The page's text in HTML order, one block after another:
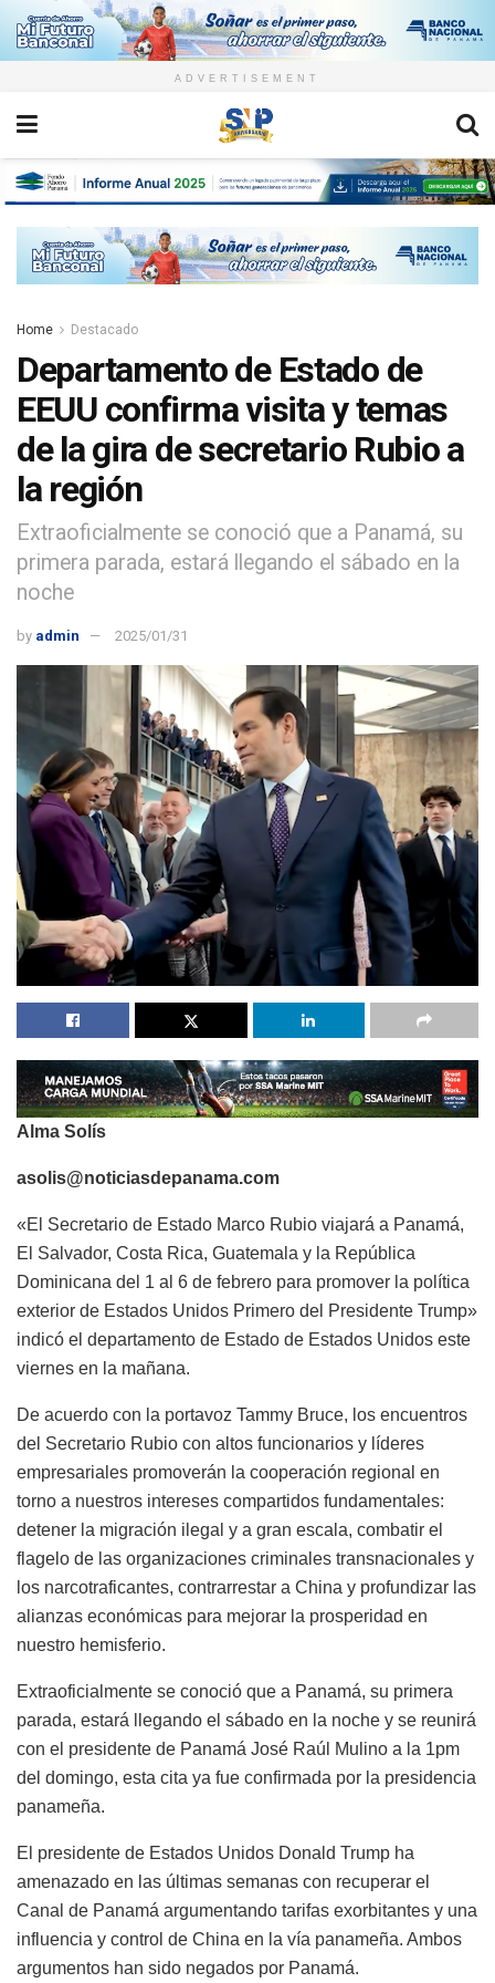
ADVERTISEMENT
Home Destacado
Departamento de Estado de
EEUU confirma visita y temas
de la gira de secretario Rubio a
la región
Extraoficialmente se conoció que a Panamá, su
primera parada, estará llegando el sábado en la
noche
by admin 2025/01/31
Alma Solís
asolis@noticiasdepanama.com
«El Secretario de Estado Marco Rubio viajará a Panamá,
El Salvador, Costa Rica, Guatemala y la República
Dominicana del 1 al 6 de febrero para promover la política
exterior de Estados Unidos Primero del Presidente Trump»
indicó el departamento de Estado de Estados Unidos este
viernes en la mañana.
De acuerdo con la portavoz Tammy Bruce, los encuentros
del Secretario Rubio con altos funcionarios y líderes
empresariales promoverán la cooperación regional en
torno a nuestros intereses compartidos fundamentales:
detener la migración ilegal y a gran escala, combatir el
flagelo de las organizaciones criminales transnacionales y
los narcotraficantes, contrarrestar a China y profundizar las
alianzas económicas para mejorar la prosperidad en
nuestro hemisferio.
Extraoficialmente se conoció que a Panamá, su primera
parada, estará llegando el sábado en la noche y se reunirá
con el presidente de Panamá José Raúl Mulino a la 1pm
del domingo, esta cita ya fue confirmada por la presidencia
panameña.
El presidente de Estados Unidos Donald Trump ha
amenazado en las últimas semanas con recuperar el
Canal de Panamá argumentando tarifas exorbitantes y una
influencia y control de China en la vía panameña. Ambos
argumentos han sido negados por Panamá.